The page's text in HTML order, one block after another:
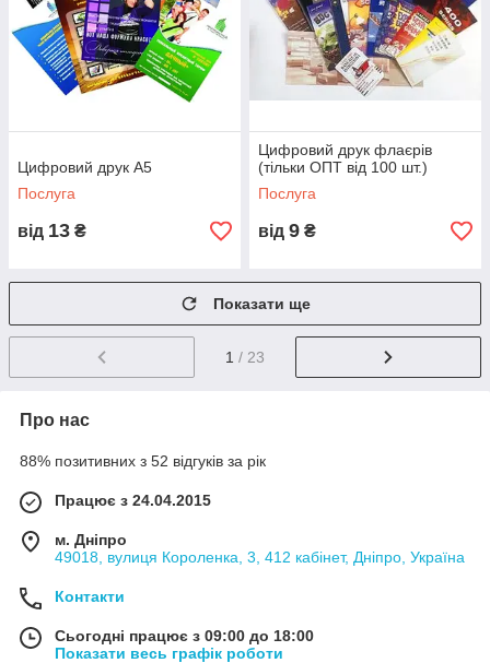
Цифровий друк А5
Послуга
від 13 ₴
Цифровий друк флаєрів
(тільки ОПТ від 100 шт.)
Послуга
від 9 ₴
Показати ще
1 / 23
Про нас
88% позитивних з 52 відгуків за рік
Працює з 24.04.2015
м. Дніпро
49018, вулиця Короленка, 3, 412 кабінет, Дніпро, Україна
Контакти
Сьогодні працює з 09:00 до 18:00
Показати весь графік роботи